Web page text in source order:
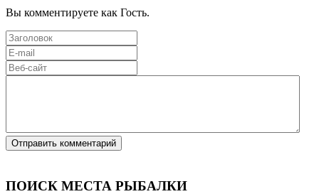
Вы комментируете как Гость.
ПОИСК МЕСТА РЫБАЛКИ